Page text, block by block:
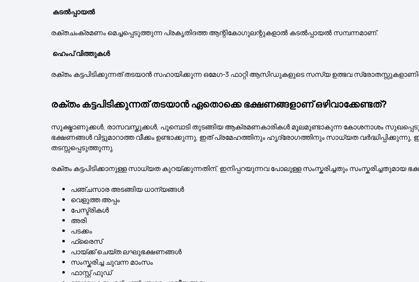
കടൽപ്പായൽ
രക്തചംക്രമണം മെച്ചപ്പെടുത്തുന്ന പ്രകൃതിദത്ത ആന്റികോഗുലന്റുകളാൽ കടൽപ്പായൽ സമ്പന്നമാണ്.
ഹെംപ് വിത്തുകൾ
രക്തം കട്ടപിടിക്കുന്നത് തടയാൻ സഹായിക്കുന്ന ഒമേഗ-3 ഫാറ്റി ആസിഡുകളുടെ സസ്യ ഉത്ഭവ
രക്തം കട്ടപിടിക്കുന്നത് തടയാൻ ഏതൊക്കെ ഭക്ഷണങ്ങളാണ് ഒഴിവാക്കേണ്ടത്?
സൂക്ഷ്മാണുക്കൾ, രാസവസ്തുക്കൾ, പൂമ്പൊടി തുടങ്ങിയ ആക്രമണകാരികൾ മൂലമുണ്ടാകുന്ന കോശനാശം
ഭക്ഷണങ്ങൾ വിട്ടുമാറാത്ത വീക്കം ഉണ്ടാക്കുന്നു, ഇത് പ്രമേഹത്തിനും ഹൃദ്രോഗത്തിനും സാധ്യത
തടസ്സപ്പെടുത്തുന്നു.
രക്തം കട്ടപിടിക്കാനുള്ള സാധ്യത കുറയ്ക്കുന്നതിന്, ഇനിപ്പറയുന്നവ പോലുള്ള സംസ്കരിച്ചതും സംസ്കരിച്ചതുമായ
പഞ്ചസാര അടങ്ങിയ ധാന്യങ്ങൾ
വെളുത്ത അപ്പം
പേസ്ട്രികൾ
അരി
പടക്കം
ഫ്രൈസ്
പായ്ക്ക് ചെയ്ത ലഘുഭക്ഷണങ്ങൾ
സംസ്കരിച്ച ചുവന്ന മാംസം
ഫാസ്റ്റ് ഫുഡ്